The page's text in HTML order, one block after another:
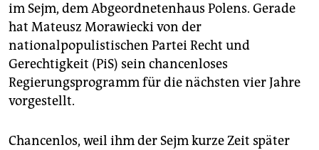
genossenschaft
epaper login
im Sejm, dem Abgeordnetenhaus Polens. Gerade
hat Mateusz Morawiecki von der
nationalpopulistischen Partei Recht und
Gerechtigkeit (PiS) sein chancenloses
Regierungsprogramm für die nächsten vier Jahre
vorgestellt.
Chancenlos, weil ihm der Sejm kurze Zeit später